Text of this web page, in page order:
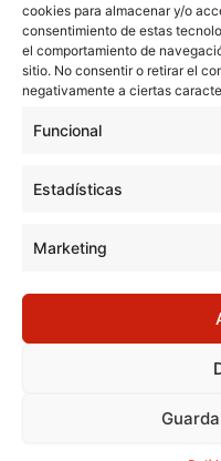
cookies para almacenar y/o
consentimiento de estas
el comportamiento de
sitio. No consentir o retirar el
negativamente a ciertas
Funcional
Estadísticas
Marketing
Todos los derechos ©